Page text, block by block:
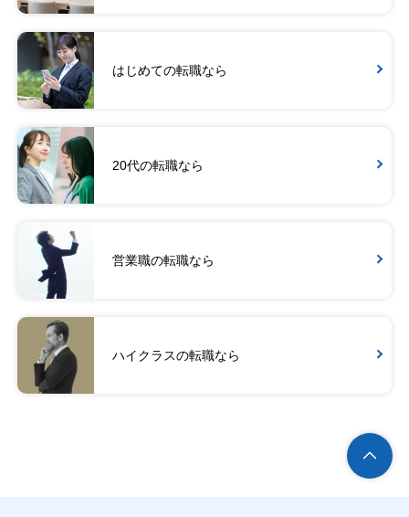
はじめての転職なら
20代の転職なら
営業職の転職なら
ハイクラスの転職なら